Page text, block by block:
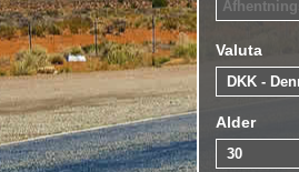
Valuta
Alder